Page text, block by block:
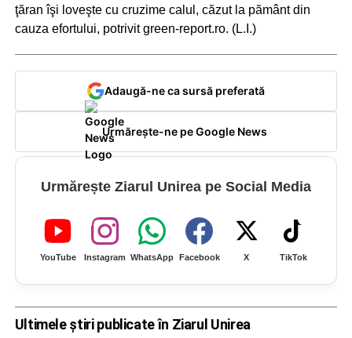
ţăran îşi loveşte cu cruzime calul, căzut la pământ din
cauza efortului, potrivit green-report.ro. (L.I.)
Adaugă-ne ca sursă preferată
Urmărește-ne pe Google News
Urmărește Ziarul Unirea pe Social Media
YouTube Instagram WhatsApp Facebook X TikTok
Ultimele știri publicate în Ziarul Unirea